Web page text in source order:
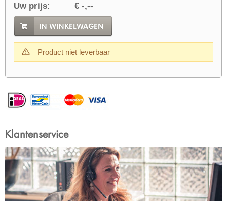
Uw prijs: € -,--
IN WINKELWAGEN
Product niet leverbaar
Klantenservice